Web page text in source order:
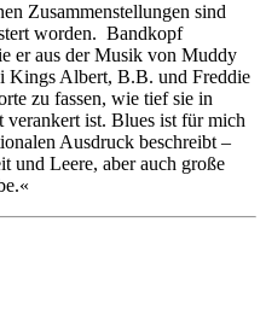
Zusammenstellungen sind
worden. Bandkopf
er aus der Musik von Muddy
Kings Albert, B.B. und Freddie
zu fassen, wie tief sie in
verankert ist. Blues ist für mich
Ausdruck beschreibt –
und Leere, aber auch große